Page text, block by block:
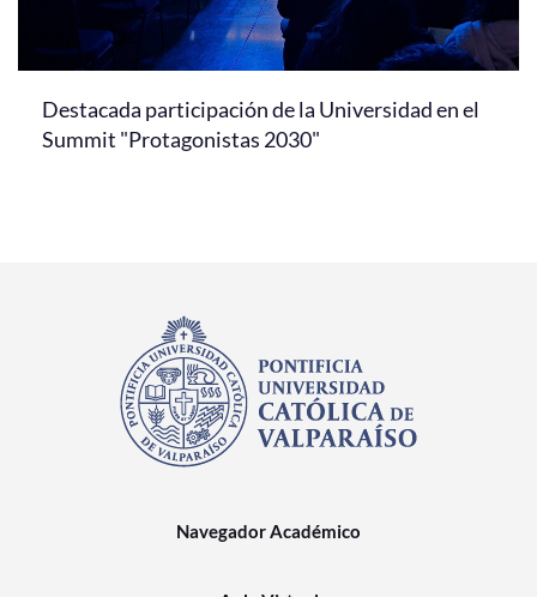
Destacada participación de la Universidad en el
Summit "Protagonistas 2030"
Navegador Académico